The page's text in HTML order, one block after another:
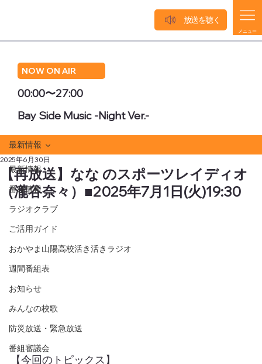
NOW ON AIR
00:00〜27:00
Bay Side Music -Night Ver.-
メニュー
放送を聴く
最新情報
番組情報
ラジオクラブ
ご活用ガイド
おかやま山陽高校活き活きラジオ
週間番組表
お知らせ
みんなの校歌
防災放送・緊急放送
番組審議会
最新情報
【再放送】なな のスポーツレイディオ
（瀧谷奈々）■2025年7月1日(火)19:30
2025年6月30日
【今回のトピックス】